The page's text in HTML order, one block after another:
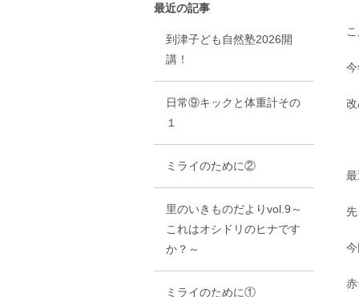
最近の記事
到津子ども自然塾2026開
講！
日常⑨キックと体重計その
１
ミライのために②
里のいきものだよりvol.9～
これはオシドリのヒナです
か？～
ミライのために①